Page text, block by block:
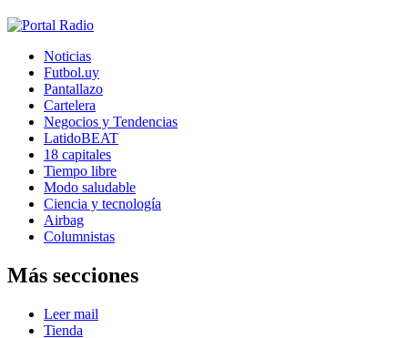
Noticias
Futbol.uy
Pantallazo
Cartelera
Negocios y Tendencias
LatidoBEAT
18 capitales
Tiempo libre
Modo saludable
Ciencia y tecnología
Airbag
Columnistas
Más secciones
Leer mail
Tienda